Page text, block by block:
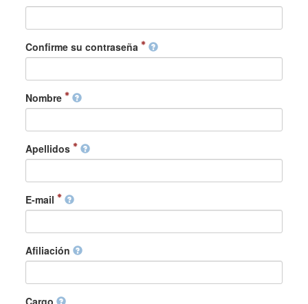
Confirme su contraseña
Nombre
Apellidos
E-mail
Afiliación
Cargo